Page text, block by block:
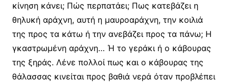
κίνηση κάνει; Πώς περπατάει; Πως κατεβάζει η
θηλυκή αράχνη, αυτή η μαυροαράχνη, την κοιλιά
της προς τα κάτω ή την ανεβάζει προς τα πάνω; Η
γκαστρωμένη αράχνη… Ή το γεράκι ή ο κάβουρας
της ξηράς. Λένε πολλοί πως και ο κάβουρας της
θάλασσας κινείται προς βαθιά νερά όταν προβλέπει